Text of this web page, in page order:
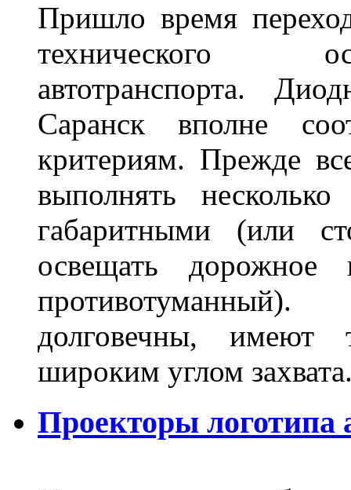
Пришло время
технического
автотранспорта.
Саранск вполне
критериям. Прежде
выполнять
габаритными (или
освещать
долговечны, имеют
широким углом
Проекторы логотипа